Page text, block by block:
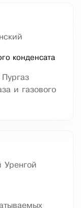
конденсата
и газового